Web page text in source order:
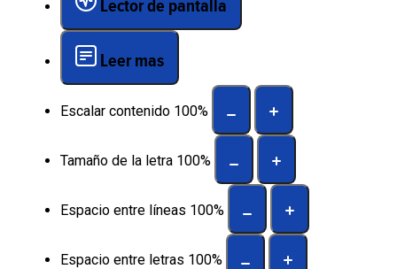
Lector de pantalla
Leer mas
Escalar contenido 100%
Tamaño de la letra 100%
Espacio entre líneas 100%
Espacio entre letras 100%